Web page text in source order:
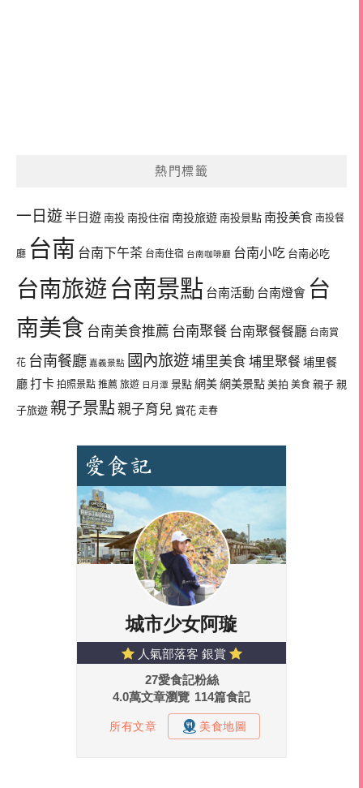
熱門標籤
一日遊半日遊 南投 南投住宿 南投旅遊 南投景點 南投美食 南投餐
廳 台南 台南下午茶 台南住宿 台南咖啡廳 台南小吃 台南必吃
台南旅遊 台南景點 台南活動 台南燈會 台
南美食 台南美食推薦 台南聚餐 台南聚餐餐廳 台南賞
花 台南餐廳 嘉義景點 國內旅遊埔里美食 埔里聚餐埔里餐
廳打卡 拍照景點 推薦 旅遊 日月潭 景點 網美網美景點 美拍 美食 親子 親
子旅遊 親子景點親子育兒 賞花 走春